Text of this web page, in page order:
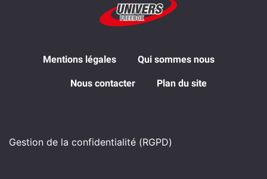
Mentions légales Qui sommes nous
Nous contacter Plan du site
Gestion de la confidentialité (RGPD)